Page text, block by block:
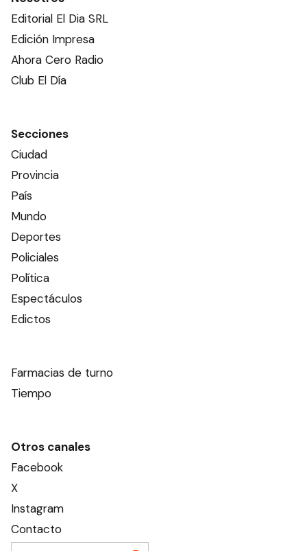
Editorial El Dia SRL
Edición Impresa
Ahora Cero Radio
Club El Día
Secciones
Ciudad
Provincia
País
Mundo
Deportes
Policiales
Política
Espectáculos
Edictos
Farmacias de turno
Tiempo
Otros canales
Facebook
X
Instagram
Contacto